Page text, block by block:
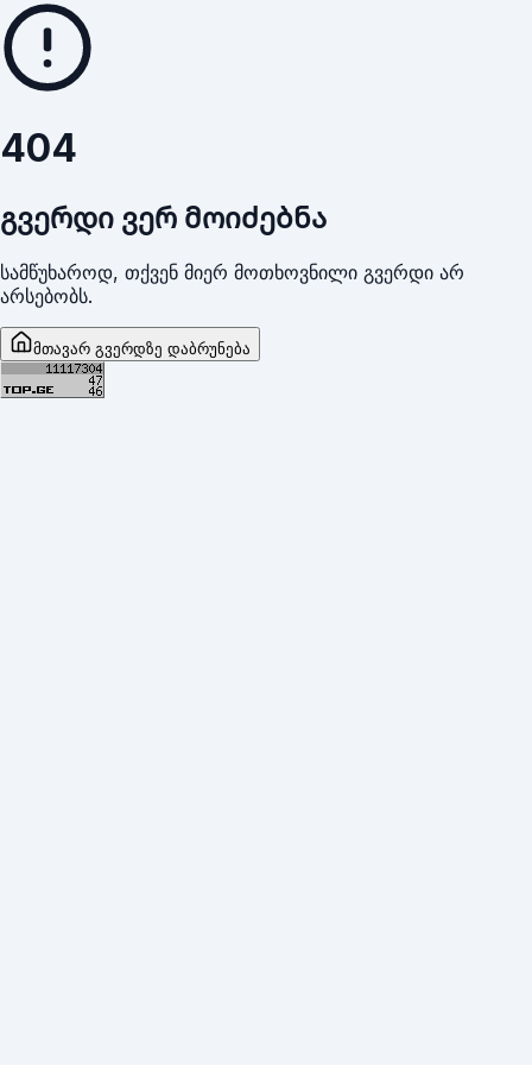
404
გვერდი ვერ მოიძებნა
სამწუხაროდ, თქვენ მიერ მოთხოვნილი გვერდი არ
არსებობს.
მთავარ გვერდზე დაბრუნება